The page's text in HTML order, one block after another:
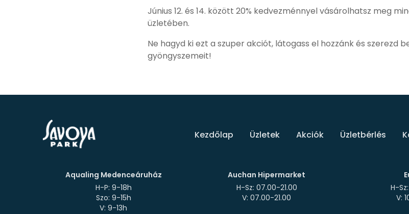
Június 12. és 14. között 20% kedvezménnyel vásárolhatsz meg
üzletében.
Ne hagyd ki ezt a szuper akciót, látogass el hozzánk és szerezd
gyöngyszemeit!
Kezdőlap Üzletek Akciók Üzletbérlés
Aqualing Medenceáruház
H-P: 9-18h
Szo: 9-15h
Auchan Hipermarket
H-Sz: 07.00-21.00
H-